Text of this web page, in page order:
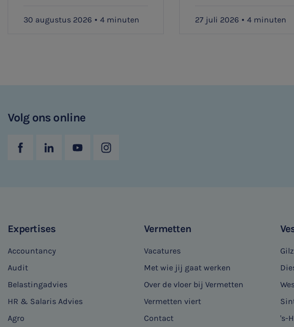
30 augustus 2026 4 minuten 27 juli 2026 4 minuten
Volg ons online
Expertises
Accountancy
Audit
Belastingadvies
HR & Salaris Advies
Agro
Vermetten
Vacatures
Met wie jij gaat werken
Over de vloer bij Vermetten
Vermetten viert
Contact
's-